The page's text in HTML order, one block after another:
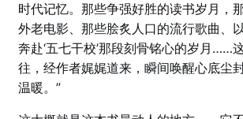
时代记忆。那些争强好胜的读书岁月，
外老电影、那些脍炙人口的流行歌曲、
奔赴‘五七干校’那段刻骨铭心的岁月……
往，经作者娓娓道来，瞬间唤醒心底尘
温暖。”